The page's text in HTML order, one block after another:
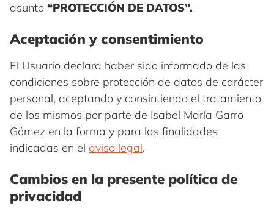
asunto “PROTECCIÓN DE DATOS”.
Aceptación y consentimiento
El Usuario declara haber sido informado de las
condiciones sobre protección de datos de carácter
personal, aceptando y consintiendo el tratamiento
de los mismos por parte de Isabel María Garro
Gómez en la forma y para las finalidades
indicadas en el aviso legal.
Cambios en la presente política de
privacidad